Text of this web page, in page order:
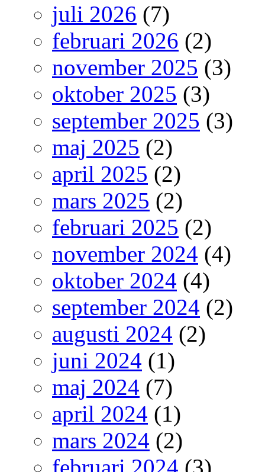
juli 2026 (7)
februari 2026 (2)
november 2025 (3)
oktober 2025 (3)
september 2025 (3)
maj 2025 (2)
april 2025 (2)
mars 2025 (2)
februari 2025 (2)
november 2024 (4)
oktober 2024 (4)
september 2024 (2)
augusti 2024 (2)
juni 2024 (1)
maj 2024 (7)
april 2024 (1)
mars 2024 (2)
februari 2024 (3)